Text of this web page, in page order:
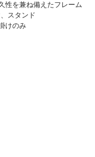
性を兼ね備えたフレーム
スタンド
けのみ